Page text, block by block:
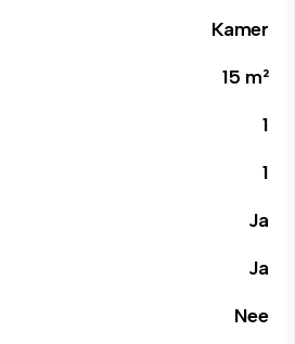
Kamer
15 m²
1
1
Ja
Ja
Nee